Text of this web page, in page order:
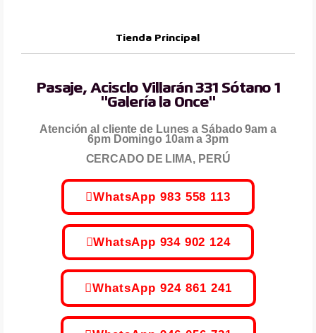
Tienda Principal
Pasaje, Acisclo Villarán 331 Sótano 1
"Galería la Once"
Atención al cliente de Lunes a Sábado 9am a
6pm Domingo 10am a 3pm
CERCADO DE LIMA, PERÚ
WhatsApp 983 558 113
WhatsApp 934 902 124
WhatsApp 924 861 241